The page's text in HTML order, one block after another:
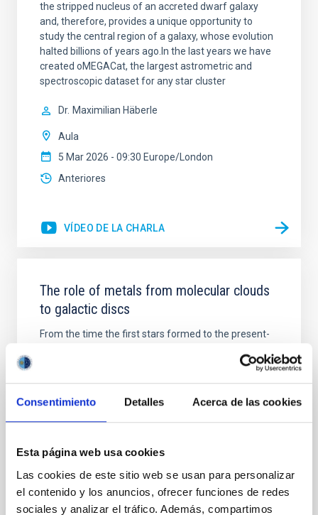
Consentimiento Detalles Acerca de las cookies
Esta página web usa cookies
Las cookies de este sitio web se usan para personalizar
el contenido y los anuncios, ofrecer funciones de redes
sociales y analizar el tráfico. Además, compartimos
the stripped nucleus of an accreted dwarf galaxy
and, therefore, provides a unique opportunity to
study the central region of a galaxy, whose evolution
halted billions of years ago.In the last years we have
created oMEGACat, the largest astrometric and
spectroscopic dataset for any star cluster
Dr. Maximilian Häberle
Aula
5 Mar 2026 - 09:30 Europe/London
Anteriores
VÍDEO DE LA CHARLA
The role of metals from molecular clouds
to galactic discs
From the time the first stars formed to the present-
structure in the Universe in great detail. Although
still do not understand how metals are effectively
dispersed throughout the Universe, and the various
Piyush Sharda
Aula
23 Nov 2023 - 09:30 Europe/London